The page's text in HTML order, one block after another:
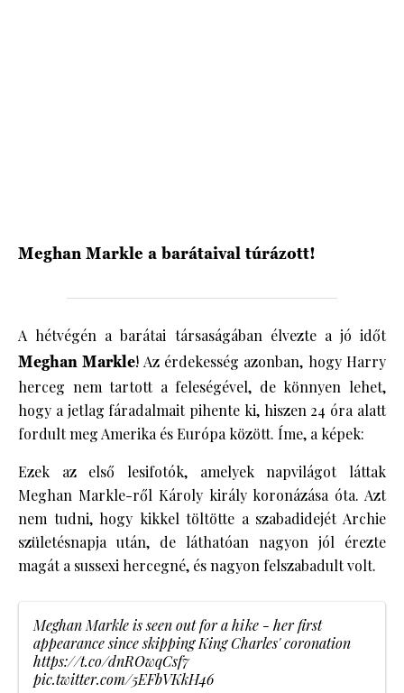
Meghan Markle a barátaival túrázott!
A hétvégén a barátai társaságában élvezte a jó időt
Meghan Markle! Az érdekesség azonban, hogy Harry
herceg nem tartott a feleségével, de könnyen lehet,
hogy a jetlag fáradalmait pihente ki, hiszen 24 óra alatt
fordult meg Amerika és Európa között. Íme, a képek:
Ezek az első lesifotók, amelyek napvilágot láttak
Meghan Markle-ről Károly király koronázása óta. Azt
nem tudni, hogy kikkel töltötte a szabadidejét Archie
születésnapja után, de láthatóan nagyon jól érezte
magát a sussexi hercegné, és nagyon felszabadult volt.
Meghan Markle is seen out for a hike - her first
appearance since skipping King Charles' coronation
https://t.co/dnROwqCsf7
pic.twitter.com/5EFbVKkH46